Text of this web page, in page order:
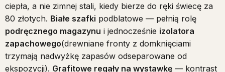
ciepła, a nie zimnej stali, kiedy bierze do ręki świecę za
80 złotych. Białe szafki podblatowe — pełnią rolę
podręcznego magazynu i jednocześnie izolatora
zapachowego(drewniane fronty z domknięciami
trzymają nadwyżkę zapasów odseparowane od
ekspozycji). Grafitowe regały na wystawkę — kontrast